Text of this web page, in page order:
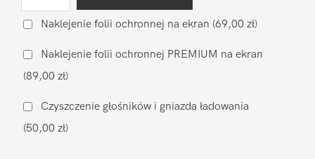
mikrofonu
Moto
E30
Naklejenie folii ochronnej na ekran (69,00 zł)
Naklejenie folii ochronnej PREMIUM na ekran
(89,00 zł)
Czyszczenie głośników i gniazda ładowania
(50,00 zł)